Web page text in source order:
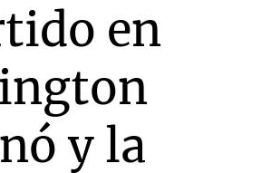
en
y la